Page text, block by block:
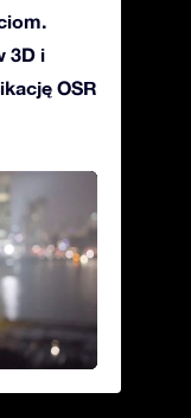
3D i
OSR